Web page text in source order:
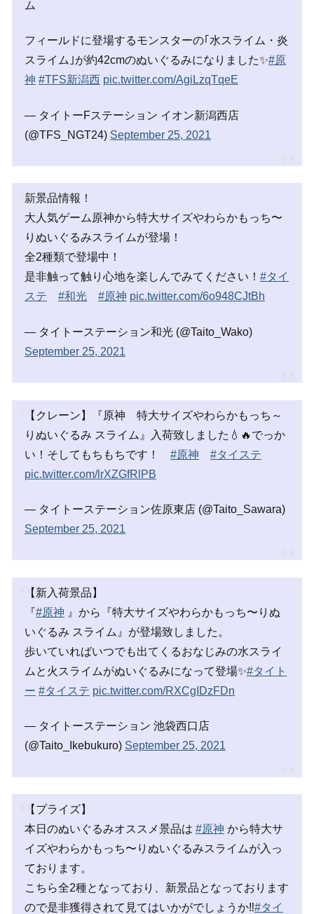
ム
フィールドに登場するモンスターの｢水スライム・炎
スライム｣が約42cmのぬいぐるみになりました✨#原
神 #TFS新潟西 pic.twitter.com/AgiLzqTqeE
— タイトーFステーション イオン新潟西店
(@TFS_NGT24) September 25, 2021
新景品情報！
大人気ゲーム原神から特大サイズやわらかもっち〜
りぬいぐるみスライムが登場！
全2種類で登場中！
是非触って触り心地を楽しんでみてください！ #タイ
ステ
#和光 #原神 pic.twitter.com/6o948CJtBh
— タイトーステーション和光 (@Taito_Wako)
September 25, 2021
【クレーン】『原神 特大サイズやわらかもっち～
りぬいぐるみ スライム』入荷致しました💧🔥でっか
い！そしてもちもちです！ #原神
#タイステ
pic.twitter.com/lrXZGfRlPB
— タイトーステーション佐原東店 (@Taito_Sawara)
September 25, 2021
【新入荷景品】
『#原神 』から『特大サイズやわらかもっち〜りぬ
いぐるみ スライム』が登場致しました。
歩いていればいつでも出てくるおなじみの水スライ
ムと火スライムがぬいぐるみになって登場✨#タイト
ー #タイステ pic.twitter.com/RXCgIDzFDn
— タイトーステーション 池袋西口店
(@Taito_Ikebukuro) September 25, 2021
【プライズ】
本日のぬいぐるみオススメ景品は #原神 から特大サ
イズやわらかもっち〜りぬいぐるみスライムが入っ
ております。
こちら全2種となっており、新景品となっております
ので是非獲得されて見てはいかがでしょうか‼️#タイ